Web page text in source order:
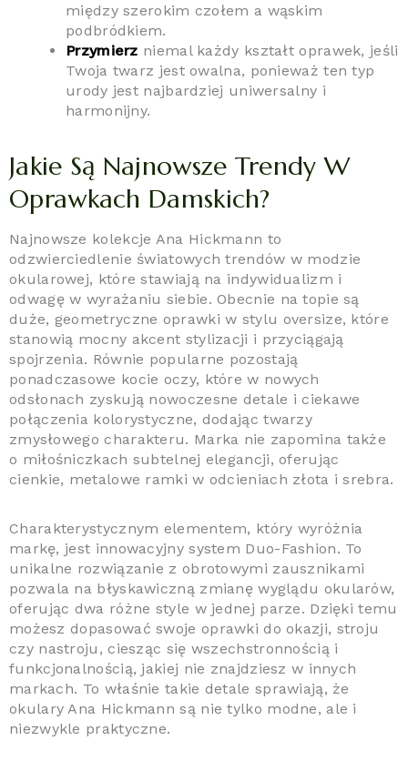
między szerokim czołem a wąskim
podbródkiem.
Przymierz niemal każdy kształt oprawek, jeśli
Twoja twarz jest owalna, ponieważ ten typ
urody jest najbardziej uniwersalny i
harmonijny.
Jakie Są Najnowsze Trendy W
Oprawkach Damskich?
Najnowsze kolekcje Ana Hickmann to
odzwierciedlenie światowych trendów w modzie
okularowej, które stawiają na indywidualizm i
odwagę w wyrażaniu siebie. Obecnie na topie są
duże, geometryczne oprawki w stylu oversize, które
stanowią mocny akcent stylizacji i przyciągają
spojrzenia. Równie popularne pozostają
ponadczasowe kocie oczy, które w nowych
odsłonach zyskują nowoczesne detale i ciekawe
połączenia kolorystyczne, dodając twarzy
zmysłowego charakteru. Marka nie zapomina także
o miłośniczkach subtelnej elegancji, oferując
cienkie, metalowe ramki w odcieniach złota i srebra.
Charakterystycznym elementem, który wyróżnia
markę, jest innowacyjny system Duo-Fashion. To
unikalne rozwiązanie z obrotowymi zausznikami
pozwala na błyskawiczną zmianę wyglądu okularów,
oferując dwa różne style w jednej parze. Dzięki temu
możesz dopasować swoje oprawki do okazji, stroju
czy nastroju, ciesząc się wszechstronnością i
funkcjonalnością, jakiej nie znajdziesz w innych
markach. To właśnie takie detale sprawiają, że
okulary Ana Hickmann są nie tylko modne, ale i
niezwykle praktyczne.